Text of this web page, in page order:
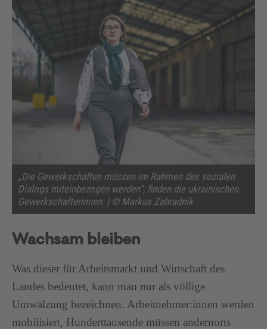
„Die Gewerkschaften müssen im Rahmen des sozialen
Dialogs miteinbezogen werden“, finden die ukrainischen
Gewerkschafterinnen. | © Markus Zahradnik
Wachsam bleiben
Was dieser für Arbeitsmarkt und Wirtschaft des
Landes bedeutet, kann man nur als völlige
Umwälzung bezeichnen. Arbeitnehmer:innen werden
mobilisiert, Hunderttausende müssen andernorts